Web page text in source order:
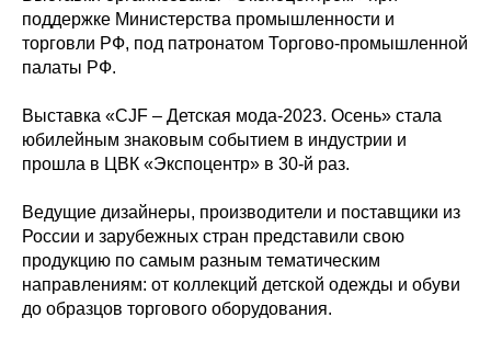
поддержке Министерства промышленности и
торговли РФ, под патронатом Торгово-промышленной
палаты РФ.
Выставка «CJF – Детская мода-2023. Осень» стала
юбилейным знаковым событием в индустрии и
прошла в ЦВК «Экспоцентр» в 30-й раз.
Ведущие дизайнеры, производители и поставщики из
России и зарубежных стран представили свою
продукцию по самым разным тематическим
направлениям: от коллекций детской одежды и обуви
до образцов торгового оборудования.